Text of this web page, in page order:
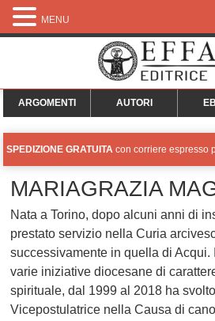
ARGOMENTI AUTORI
SPEDIZIONE GRATUITA con corriere espresso
MARIAGRAZIA
Nata a Torino, dopo alcuni anni di
prestato servizio nella Curia
successivamente in quella di Acqui.
varie iniziative diocesane di
spirituale, dal 1999 al 2018 ha
Vicepostulatrice nella Causa di
MENU